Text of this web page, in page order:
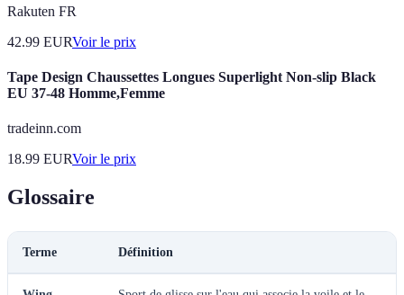
Rakuten FR
42.99 EURVoir le prix
Tape Design Chaussettes Longues Superlight Non-slip Black
EU 37-48 Homme,Femme
tradeinn.com
18.99 EURVoir le prix
Glossaire
Terme Définition